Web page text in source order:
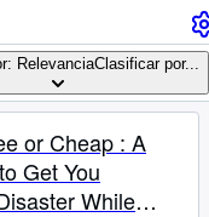
RelevanciaClasificar por...
or Cheap : A
Get You
While